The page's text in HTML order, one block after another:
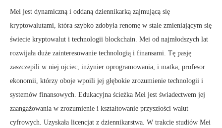
Mei jest dynamiczną i oddaną dziennikarką zajmującą się
kryptowalutami, która szybko zdobyła renomę w stale zmieniającym się
świecie kryptowalut i technologii blockchain. Mei od najmłodszych lat
rozwijała duże zainteresowanie technologią i finansami. Tę pasję
zaszczepili w niej ojciec, inżynier oprogramowania, i matka, profesor
ekonomii, którzy oboje wpoili jej głębokie zrozumienie technologii i
systemów finansowych. Edukacyjna ścieżka Mei jest świadectwem jej
zaangażowania w zrozumienie i kształtowanie przyszłości walut
cyfrowych. Uzyskała licencjat z dziennikarstwa. W trakcie studiów Mei